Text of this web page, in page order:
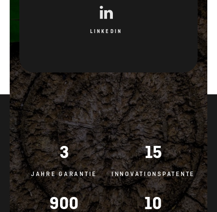
LINKEDIN
3
JAHRE GARANTIE
15
INNOVATIONSPATENTE
900 10